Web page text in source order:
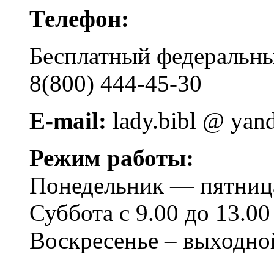
Телефон:
Бесплатный
8(800) 444-45-30
E-mail: lady.bibl @
Режим работы:
Понедельник —
Суббота с 9.00 до 13.00
Воскресенье –